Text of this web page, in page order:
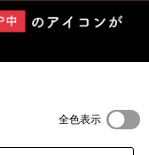
全色表示